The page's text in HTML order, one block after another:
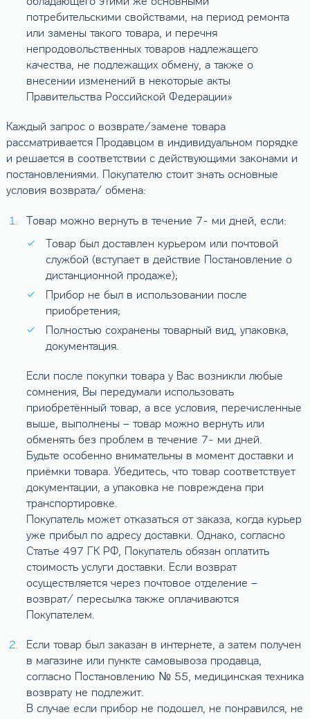
потребительскими свойствами, на период ремонта
или замены такого товара, и перечня
непродовольственных товаров надлежащего
качества, не подлежащих обмену, а также о
внесении изменений в некоторые акты
Правительства Российской Федерации»
Каждый запрос о возврате/замене товара
рассматривается Продавцом в индивидуальном порядке
и решается в соответствии с действующими законами и
постановлениями. Покупателю стоит знать основные
условия возврата/ обмена:
Товар можно вернуть в течение 7- ми дней, если:
Товар был доставлен курьером или почтовой
службой (вступает в действие Постановление о
дистанционной продаже);
Прибор не был в использовании после
приобретения;
Полностью сохранены товарный вид, упаковка,
документация.
Если после покупки товара у Вас возникли любые
сомнения, Вы передумали использовать
приобретённый товар, а все условия, перечисленные
выше, выполнены – товар можно вернуть или
обменять без проблем в течение 7- ми дней.
Будьте особенно внимательны в момент доставки и
приёмки товара. Убедитесь, что товар соответствует
документации, а упаковка не повреждена при
транспортировке.
Покупатель может отказаться от заказа, когда курьер
уже прибыл по адресу доставки. Однако, согласно
Статье 497 ГК РФ, Покупатель обязан оплатить
стоимость услуги доставки. Если возврат
осуществляется через почтовое отделение –
возврат/ пересылка также оплачиваются
Покупателем.
Если товар был заказан в интернете, а затем получен
в магазине или пункте самовывоза продавца,
согласно Постановлению № 55, медицинская техника
возврату не подлежит.
В случае если прибор не подошел, не понравился, не